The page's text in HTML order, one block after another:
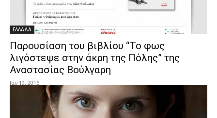
ΕΛΛΑΔΑ
Παρουσίαση του βιβλίου “Το φως
λιγόστεψε στην άκρη της Πόλης” της
Αναστασίας Βούλγαρη
Ιαν 19, 2016